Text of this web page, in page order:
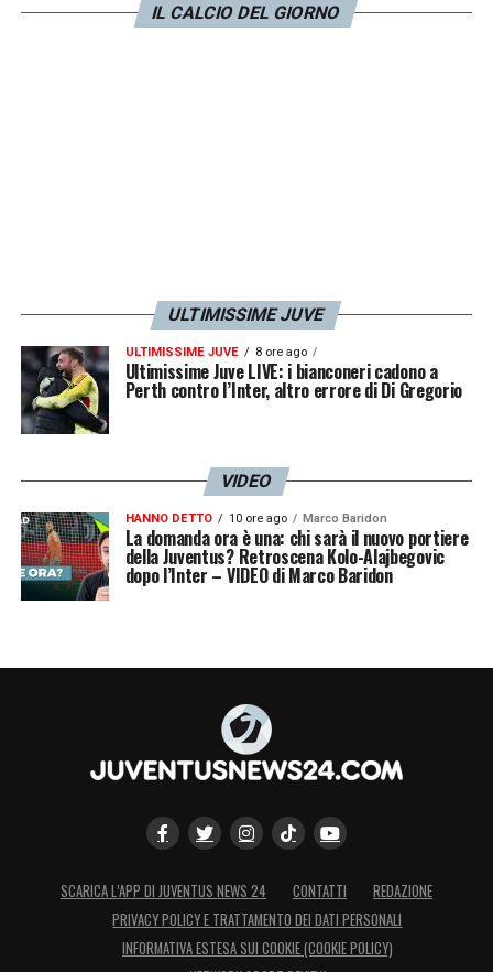
quei novanta minuti e scendere in campo a
mettiamo sul piano del gioco possiamo fare
risultato anche con la Svezia. Quando
affronti squadre così forti qualcosa devi
concedere però io credo di aver mostrato
alle ragazze che quando loro attaccano
possiamo trovare delle situazioni in cui far
male. Così come quando ci troviamo in
possesso palla. Sicuramente vorrei vedere
una squadra che rimane in partita per tutti i
novanta minuti, cosa che non è accaduta
LA PLAYLIST DELLE NOSTRE TOP NEWS
IL CALCIO DEL GIORNO
ULTIMISSIME JUVE
ULTIMISSIME JUVE 8 ore ago
Ultimissime Juve LIVE: i bianconeri cadono a
Perth contro l’Inter, altro errore di Di Gregorio
VIDEO
HANNO DETTO 10 ore ago Marco Baridon
La domanda ora è una: chi sarà il nuovo portiere
della Juventus? Retroscena Kolo-Alajbegovic
dopo l’Inter – VIDEO di Marco Baridon
SCARICA L’APP DI JUVENTUS NEWS 24 CONTATTI
REDAZIONE
PRIVACY POLICY E TRATTAMENTO DEI DATI PERSONALI
INFORMATIVA ESTESA SUI COOKIE (COOKIE POLICY)